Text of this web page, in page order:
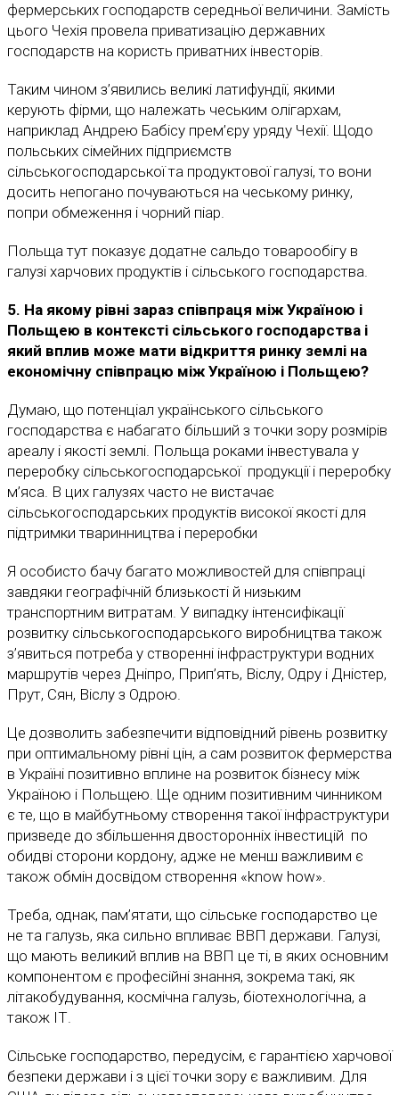
фермерських господарств середньої величини. Замість
цього Чехія провела приватизацію державних
господарств на користь приватних інвесторів.
Таким чином з’явились великі латифундії, якими
керують фірми, що належать чеським олігархам,
наприклад Андрею Бабісу прем’єру уряду Чехії. Щодо
польських сімейних підприємств
сільськогосподарської та продуктової галузі, то вони
досить непогано почуваються на чеському ринку,
попри обмеження і чорний піар.
Польща тут показує додатне сальдо товарообігу в
галузі харчових продуктів і сільського господарства.
5. На якому рівні зараз співпраця між Україною і
Польщею в контексті сільського господарства і
який вплив може мати відкриття ринку землі на
економічну співпрацю між Україною і Польщею?
Думаю, що потенціал українського сільського
господарства є набагато більший з точки зору розмірів
ареалу і якості землі. Польща роками інвестувала у
переробку сільськогосподарської продукції і переробку
м’яса. В цих галузях часто не вистачає
сільськогосподарських продуктів високої якості для
підтримки тваринництва і переробки
Я особисто бачу багато можливостей для співпраці
завдяки географічній близькості й низьким
транспортним витратам. У випадку інтенсифікації
розвитку сільськогосподарського виробництва також
з’явиться потреба у створенні інфраструктури водних
маршрутів через Дніпро, Прип’ять, Віслу, Одру і Дністер,
Прут, Сян, Віслу з Одрою.
Це дозволить забезпечити відповідний рівень розвитку
при оптимальному рівні цін, а сам розвиток фермерства
в Україні позитивно вплине на розвиток бізнесу між
Україною і Польщею. Ще одним позитивним чинником
є те, що в майбутньому створення такої інфраструктури
призведе до збільшення двосторонніх інвестицій по
обидві сторони кордону, адже не менш важливим є
також обмін досвідом створення «know how».
Треба, однак, пам’ятати, що сільське господарство це
не та галузь, яка сильно впливає ВВП держави. Галузі,
що мають великий вплив на ВВП це ті, в яких основним
компонентом є професійні знання, зокрема такі, як
літакобудування, космічна галузь, біотехнологічна, а
також ІТ.
Сільське господарство, передусім, є гарантією харчової
безпеки держави і з цієї точки зору є важливим. Для